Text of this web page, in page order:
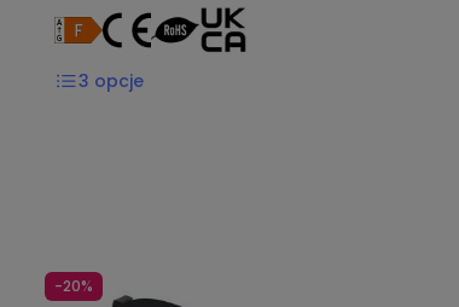
3 opcje
-20%